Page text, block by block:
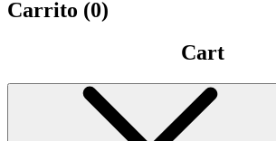
Carrito (0)
Cart